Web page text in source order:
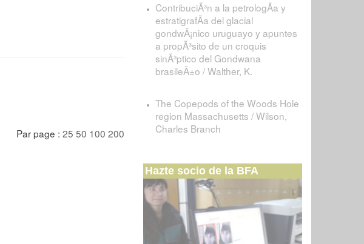
Par page : 25 50 100 200
ContribuciÃ³n a la petrologÃ­a y
estratigrafÃ­a del glacial
gondwÃ¡nico uruguayo y apuntes
a propÃ³sito de un croquis
sinÃ³ptico del Gondwana
brasileÃ±o / Walther, K.
The Copepods of the Woods Hole
region Massachusetts / Wilson,
Charles Branch
Hazte socio de la BFA